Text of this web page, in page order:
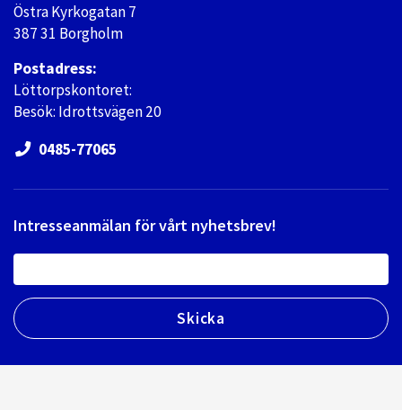
Östra Kyrkogatan 7
387 31 Borgholm
Postadress:
Löttorpskontoret:
Besök: Idrottsvägen 20
0485-77065
Intresseanmälan för vårt nyhetsbrev!